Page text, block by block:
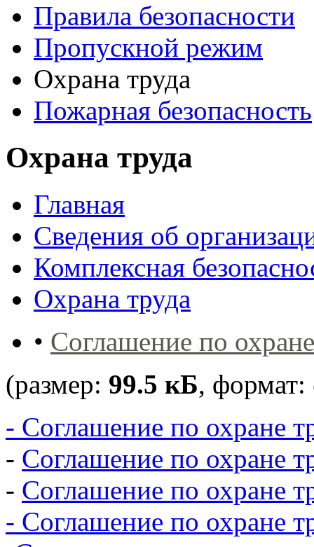
Правила безопасности
Пропускной режим
Охрана труда
Пожарная безопасность
Охрана труда
Главная
Сведения об
Комплексная
Охрана труда
• Соглашение по
(размер: 99.5 кБ, формат:
- Соглашение по охране
- Соглашение по охране
- Соглашение по охране
- Соглашение по охране